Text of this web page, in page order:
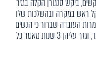
ביקש סנגורן הקלה בגזר
ראש במקרה ובהשלכות שלו
העובדה שברור כי הנשים
אינן מנהלות את התהליך, הן ראויות לעונש כבד, וגזר עליהן 3 שנות מאסר כל